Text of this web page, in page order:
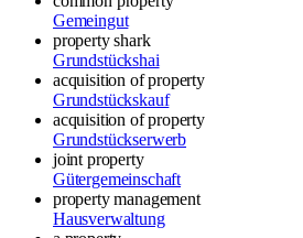
Gemeingut
property shark
Grundstückshai
acquisition of property
Grundstückskauf
acquisition of property
Grundstückserwerb
joint property
Gütergemeinschaft
property management
Hausverwaltung